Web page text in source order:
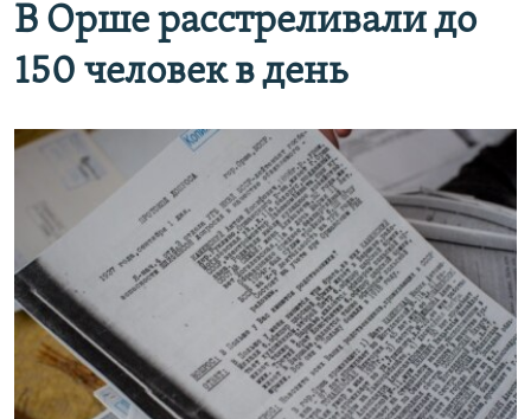
В Орше расстреливали до
150 человек в день